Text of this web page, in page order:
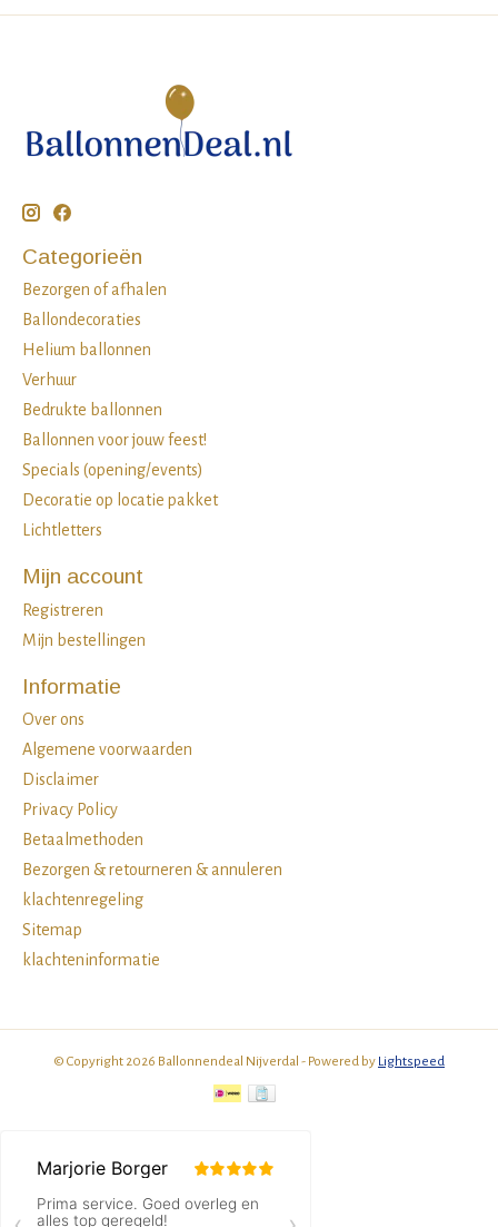
Categorieën
Bezorgen of afhalen
Ballondecoraties
Helium ballonnen
Verhuur
Bedrukte ballonnen
Ballonnen voor jouw feest!
Specials (opening/events)
Decoratie op locatie pakket
Lichtletters
Mijn account
Registreren
Mijn bestellingen
Informatie
Over ons
Algemene voorwaarden
Disclaimer
Privacy Policy
Betaalmethoden
Bezorgen & retourneren & annuleren
klachtenregeling
Sitemap
klachteninformatie
© Copyright 2026 Ballonnendeal Nijverdal - Powered by Lightspeed